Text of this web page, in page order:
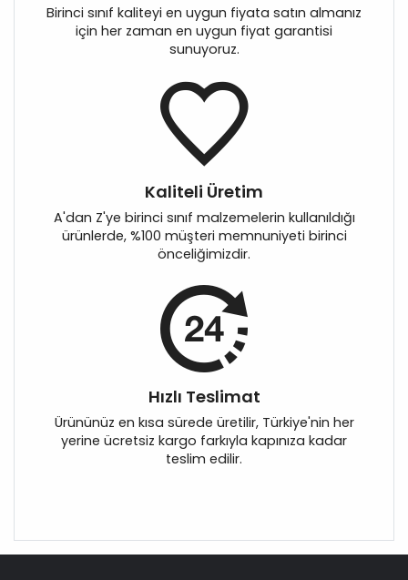
Birinci sınıf kaliteyi en uygun fiyata satın almanız
için her zaman en uygun fiyat garantisi
sunuyoruz.
Kaliteli Üretim
A'dan Z'ye birinci sınıf malzemelerin kullanıldığı
ürünlerde, %100 müşteri memnuniyeti birinci
önceliğimizdir.
Hızlı Teslimat
Ürününüz en kısa sürede üretilir, Türkiye'nin her
yerine ücretsiz kargo farkıyla kapınıza kadar
teslim edilir.